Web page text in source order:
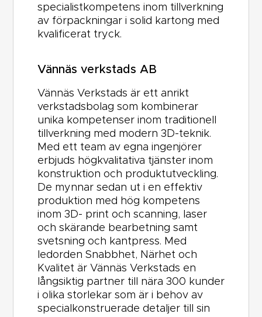
specialistkompetens inom tillverkning
av förpackningar i solid kartong med
kvalificerat tryck.
Vännäs verkstads AB
Vännäs Verkstads är ett anrikt
verkstadsbolag som kombinerar
unika kompetenser inom traditionell
tillverkning med modern 3D-teknik.
Med ett team av egna ingenjörer
erbjuds högkvalitativa tjänster inom
konstruktion och produktutveckling.
De mynnar sedan ut i en effektiv
produktion med hög kompetens
inom 3D- print och scanning, laser
och skärande bearbetning samt
svetsning och kantpress. Med
ledorden Snabbhet, Närhet och
Kvalitet är Vännäs Verkstads en
långsiktig partner till nära 300 kunder
i olika storlekar som är i behov av
specialkonstruerade detaljer till sin